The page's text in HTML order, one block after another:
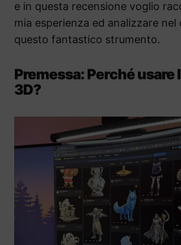
e in questa recensione voglio
mia esperienza ed analizzare nel
questo fantastico strumento.
Premessa: Perché usare
3D?